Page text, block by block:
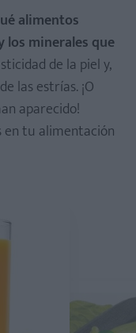
alimentos
los minerales que
de la piel y,
las estrías. ¡O
aparecido!
en tu alimentación